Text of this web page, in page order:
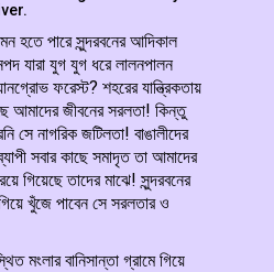
হতে পারে সুন্দরবনের আদিকাল
যারা যুগ যুগ ধরে লালনপালন
ফরেস্ট? শহরের যান্ত্রিকতায়
আমাদের জীবনের সরলতা! কিন্তু
সে নাগরিক জটিলতা! বাঙালীদের
সবার কাছে সমাদৃত তা আমাদের
গিয়েছে তাদের মাঝে! সুন্দরবনের
খুঁজে পাবেন সে সরলতার ও
মংলার বানিসান্তা গ্রামে গিয়ে